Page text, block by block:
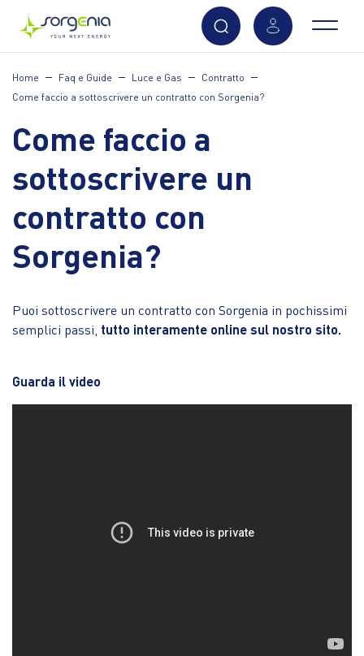
contenuto
Home Faq e Guide Luce e Gas
Contratto
Come faccio a sottoscrivere un contratto con Sorgenia?
Come faccio a
sottoscrivere un
contratto con
Sorgenia?
Puoi sottoscrivere un contratto con Sorgenia in pochissimi
semplici passi, tutto interamente online sul nostro sito.
Guarda il video